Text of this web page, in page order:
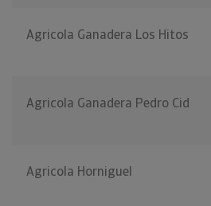
Agricola Ganadera Los Hitos
Agricola Ganadera Pedro Cid
Agricola Horniguel